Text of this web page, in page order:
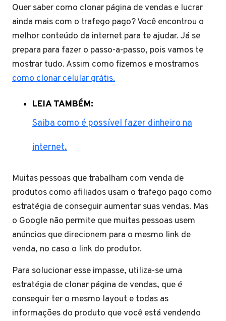
Quer saber como clonar página de vendas e lucrar
ainda mais com o trafego pago? Você encontrou o
melhor conteúdo da internet para te ajudar. Já se
prepara para fazer o passo-a-passo, pois vamos te
mostrar tudo. Assim como fizemos e mostramos
como clonar celular grátis.
LEIA TAMBÉM:
Saiba como é possível fazer dinheiro na
internet.
Muitas pessoas que trabalham com venda de
produtos como afiliados usam o trafego pago como
estratégia de conseguir aumentar suas vendas. Mas
o Google não permite que muitas pessoas usem
anúncios que direcionem para o mesmo link de
venda, no caso o link do produtor.
Para solucionar esse impasse, utiliza-se uma
estratégia de clonar página de vendas, que é
conseguir ter o mesmo layout e todas as
informações do produto que você está vendendo